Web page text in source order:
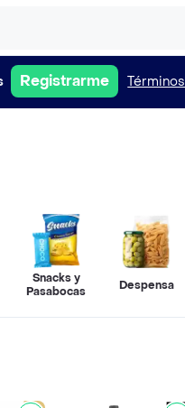
Registrarme
Snacks y
Pasabocas
Despensa